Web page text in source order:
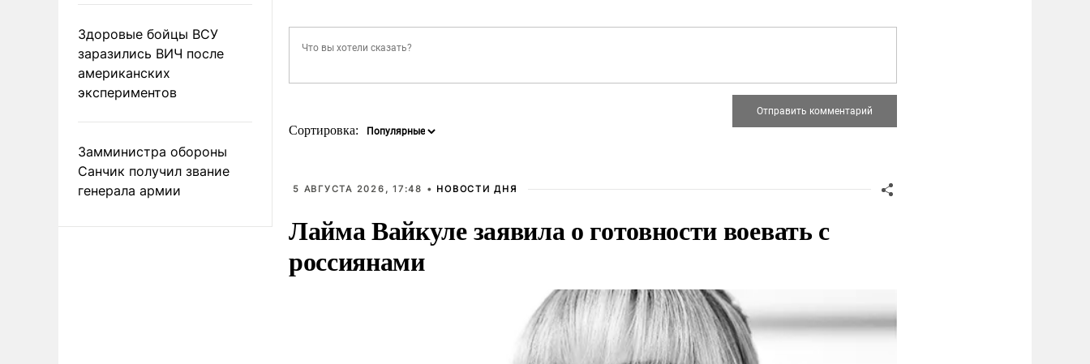
Здоровые бойцы ВСУ
заразились ВИЧ после
американских
экспериментов
Замминистра обороны
Санчик получил звание
генерала армии
Сортировка:
5 АВГУСТА 2026, 17:48 • НОВОСТИ ДНЯ
Лайма Вайкуле заявила о готовности воевать с
россиянами